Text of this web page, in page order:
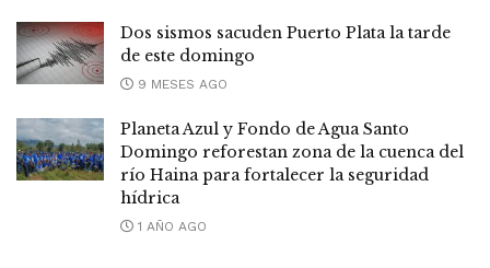
Dos sismos sacuden Puerto Plata la tarde
de este domingo
9 MESES AGO
Planeta Azul y Fondo de Agua Santo
Domingo reforestan zona de la cuenca del
río Haina para fortalecer la seguridad
hídrica
1 AÑO AGO